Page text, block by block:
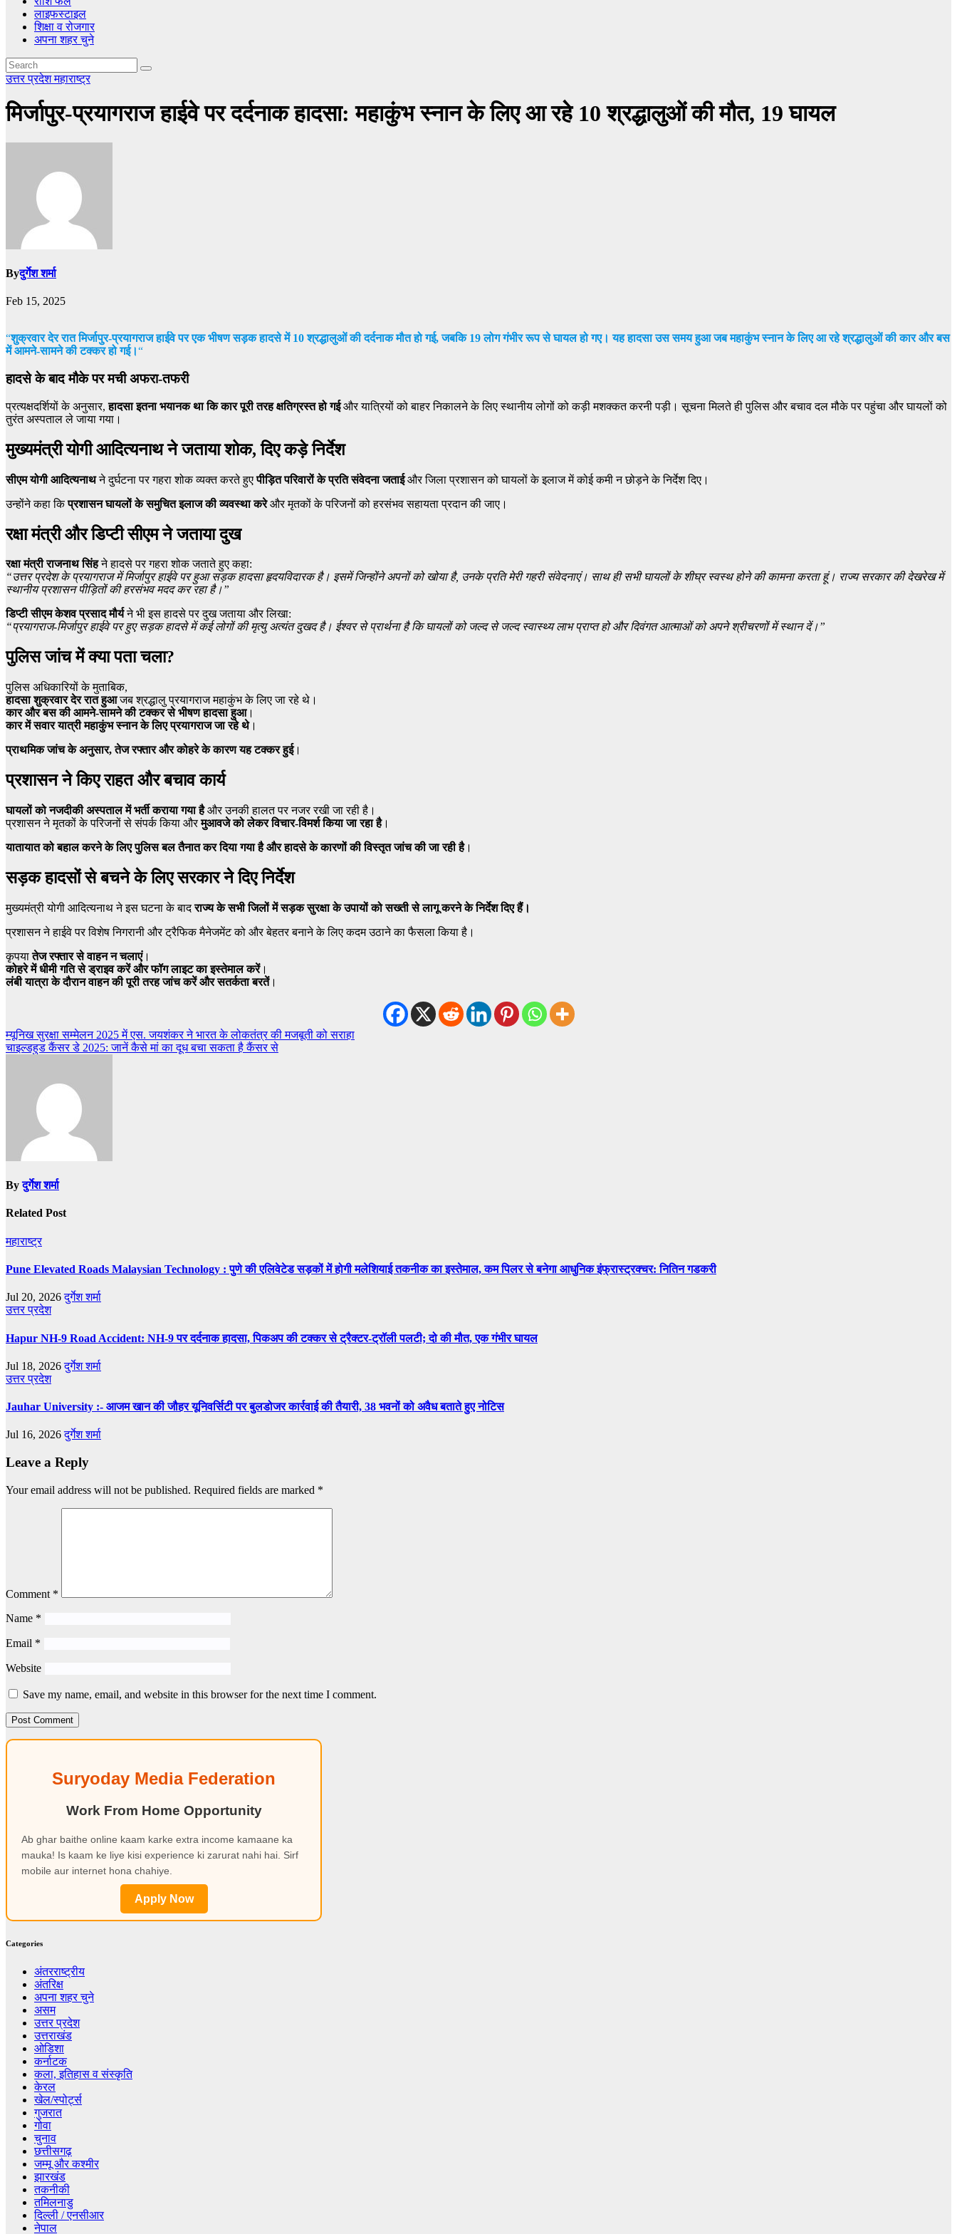
लाइफस्टाइल
शिक्षा व रोजगार
अपना शहर चुने
उत्तर प्रदेशमहाराष्ट्र
मिर्जापुर-प्रयागराज हाईवे पर दर्दनाक हादसा: महाकुंभ स्नान के लिए आ रहे 10 श्रद्धालुओं की मौत, 19 घायल
Byदुर्गेश शर्मा
Feb 15, 2025
“शुक्रवार देर रात मिर्जापुर-प्रयागराज हाईवे पर एक भीषण सड़क हादसे में 10 श्रद्धालुओं की दर्दनाक मौत हो गई, जबकि 19 लोग गंभीर रूप से घायल हो गए। यह हादसा उस समय हुआ जब महाकुंभ स्नान के लिए आ रहे श्रद्धालुओं की कार और बस
में आमने-सामने की टक्कर हो गई।“
हादसे के बाद मौके पर मची अफरा-तफरी
प्रत्यक्षदर्शियों के अनुसार,हादसा इतना भयानक था कि कार पूरी तरह क्षतिग्रस्त हो गईऔर यात्रियों को बाहर निकालने के लिए स्थानीय लोगों को कड़ी मशक्कत करनी पड़ी। सूचना मिलते ही पुलिस और बचाव दल मौके पर पहुंचा और घायलों को
तुरंत अस्पताल ले जाया गया।
मुख्यमंत्री योगी आदित्यनाथ ने जताया शोक, दिए कड़े निर्देश
सीएम योगी आदित्यनाथने दुर्घटना पर गहरा शोक व्यक्त करते हुएपीड़ित परिवारों के प्रति संवेदना जताईऔर जिला प्रशासन को घायलों के इलाज में कोई कमी न छोड़ने के निर्देश दिए।
उन्होंने कहा किप्रशासन घायलों के समुचित इलाज की व्यवस्था करेऔर मृतकों के परिजनों को हरसंभव सहायता प्रदान की जाए।
रक्षा मंत्री और डिप्टी सीएम ने जताया दुख
रक्षा मंत्री राजनाथ सिंहने हादसे पर गहरा शोक जताते हुए कहा:
“उत्तर प्रदेश के प्रयागराज में मिर्जापुर हाईवे पर हुआ सड़क हादसा हृदयविदारक है। इसमें जिन्होंने अपनों को खोया है, उनके प्रति मेरी गहरी संवेदनाएं। साथ ही सभी घायलों के शीघ्र स्वस्थ होने की कामना करता हूं। राज्य सरकार की देखरेख में
स्थानीय प्रशासन पीड़ितों की हरसंभव मदद कर रहा है।”
डिप्टी सीएम केशव प्रसाद मौर्यने भी इस हादसे पर दुख जताया और लिखा:
“प्रयागराज-मिर्जापुर हाईवे पर हुए सड़क हादसे में कई लोगों की मृत्यु अत्यंत दुखद है। ईश्वर से प्रार्थना है कि घायलों को जल्द से जल्द स्वास्थ्य लाभ प्राप्त हो और दिवंगत आत्माओं को अपने श्रीचरणों में स्थान दें।”
पुलिस जांच में क्या पता चला?
पुलिस अधिकारियों के मुताबिक,
हादसा शुक्रवार देर रात हुआजब श्रद्धालु प्रयागराज महाकुंभ के लिए जा रहे थे।
कार और बस की आमने-सामने की टक्कर से भीषण हादसा हुआ।
कार में सवार यात्री महाकुंभ स्नान के लिए प्रयागराज जा रहे थे।
प्राथमिक जांच के अनुसार, तेज रफ्तार और कोहरे के कारण यह टक्कर हुई।
प्रशासन ने किए राहत और बचाव कार्य
घायलों को नजदीकी अस्पताल में भर्ती कराया गया हैऔर उनकी हालत पर नजर रखी जा रही है।
प्रशासन ने मृतकों के परिजनों से संपर्क किया औरमुआवजे को लेकर विचार-विमर्श किया जा रहा है।
यातायात को बहाल करने के लिए पुलिस बल तैनात कर दिया गया है और हादसे के कारणों की विस्तृत जांच की जा रही है।
सड़क हादसों से बचने के लिए सरकार ने दिए निर्देश
मुख्यमंत्री योगी आदित्यनाथ ने इस घटना के बादराज्य के सभी जिलों में सड़क सुरक्षा के उपायों को सख्ती से लागू करने के निर्देश दिए हैं।
प्रशासन ने हाईवे पर विशेष निगरानी और ट्रैफिक मैनेजमेंट को और बेहतर बनाने के लिए कदम उठाने का फैसला किया है।
कृपयातेज रफ्तार से वाहन न चलाएं।
कोहरे में धीमी गति से ड्राइव करें और फॉग लाइट का इस्तेमाल करें।
लंबी यात्रा के दौरान वाहन की पूरी तरह जांच करें और सतर्कता बरतें।
Post
navigation
म्यूनिख सुरक्षा सम्मेलन 2025 में एस. जयशंकर ने भारत के लोकतंत्र की मजबूती को सराहा
चाइल्डहुड कैंसर डे 2025: जानें कैसे मां का दूध बचा सकता है कैंसर से
Byदुर्गेश शर्मा
Related Post
महाराष्ट्र
Pune Elevated Roads Malaysian Technology : पुणे की एलिवेटेड सड़कों में होगी मलेशियाई तकनीक का इस्तेमाल, कम पिलर से बनेगा आधुनिक इंफ्रास्ट्रक्चर: नितिन गडकरी
Jul 20, 2026दुर्गेश शर्मा
उत्तर प्रदेश
Hapur NH-9 Road Accident: NH-9 पर दर्दनाक हादसा, पिकअप की टक्कर से ट्रैक्टर-ट्रॉली पलटी; दो की मौत, एक गंभीर घायल
Jul 18, 2026दुर्गेश शर्मा
उत्तर प्रदेश
Jauhar University :- आजम खान की जौहर यूनिवर्सिटी पर बुलडोजर कार्रवाई की तैयारी, 38 भवनों को अवैध बताते हुए नोटिस
Jul 16, 2026दुर्गेश शर्मा
Leave a Reply
Your email address will not be published. Required fields are marked *
Comment *
Name *
Email *
Website
Save my name, email, and website in this browser for the next time I comment.
Suryoday Media Federation
Work From Home Opportunity
Ab ghar baithe online kaam karke extra income kamaane ka
mauka! Is kaam ke liye kisi experience ki zarurat nahi hai. Sirf
mobile aur internet hona chahiye.
Apply Now
Categories
अंतरराष्ट्रीय
अंतरिक्ष
अपना शहर चुने
असम
उत्तर प्रदेश
उत्तराखंड
ओडिशा
कर्नाटक
कला, इतिहास व संस्कृति
केरल
खेल/स्पोर्ट्स
गुजरात
गोवा
चुनाव
छत्तीसगढ़
जम्मू और कश्मीर
झारखंड
तकनीकी
तमिलनाडु
दिल्ली / एनसीआर
नेपाल